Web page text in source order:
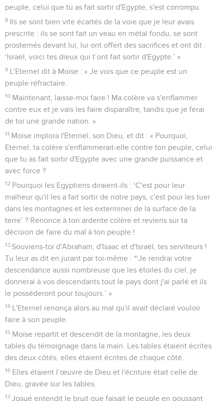
peuple, celui que tu as fait sortir d'Egypte, s'est corrompu.
8 Ils se sont bien vite écartés de la voie que je leur avais
prescrite : ils se sont fait un veau en métal fondu, se sont
prosternés devant lui, lui ont offert des sacrifices et ont dit :
‘Israël, voici tes dieux qui t’ont fait sortir d'Egypte.’ »
9 L'Eternel dit à Moïse : « Je vois que ce peuple est un
peuple réfractaire.
10 Maintenant, laisse-moi faire ! Ma colère va s'enflammer
contre eux et je vais les faire disparaître, tandis que je ferai
de toi une grande nation. »
11 Moïse implora l'Eternel, son Dieu, et dit : « Pourquoi,
Eternel, ta colère s'enflammerait-elle contre ton peuple, celui
que tu as fait sortir d'Egypte avec une grande puissance et
avec force ?
12 Pourquoi les Egyptiens diraient-ils : ‘C'est pour leur
malheur qu'il les a fait sortir de notre pays, c'est pour les tuer
dans les montagnes et les exterminer de la surface de la
terre’ ? Renonce à ton ardente colère et reviens sur ta
décision de faire du mal à ton peuple !
13 Souviens-toi d'Abraham, d'Isaac et d'Israël, tes serviteurs !
Tu leur as dit en jurant par toi-même : *‘Je rendrai votre
descendance aussi nombreuse que les étoiles du ciel, je
donnerai à vos descendants tout le pays dont j'ai parlé et ils
le posséderont pour toujours.’ »
14 L'Eternel renonça alors au mal qu'il avait déclaré vouloir
faire à son peuple.
15 Moïse repartit et descendit de la montagne, les deux
tables du témoignage dans la main. Les tables étaient écrites
des deux côtés, elles étaient écrites de chaque côté.
16 Elles étaient l’œuvre de Dieu et l'écriture était celle de
Dieu, gravée sur les tables.
17 Josué entendit le bruit que faisait le peuple en poussant